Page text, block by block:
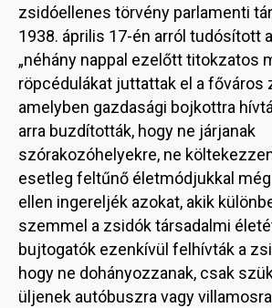
zsidóellenes törvény parlamenti
1938. április 17-én arról tudósított
„néhány nappal ezelőtt titokzatos
röpcédulákat juttattak el a főváros
amelyben gazdasági bojkottra
arra buzdították, hogy ne járjanak
szórakozóhelyekre, ne
esetleg feltűnő életmódjukkal
ellen ingereljék azokat, akik
szemmel a zsidók társadalmi
bujtogatók ezenkívül felhívták a
hogy ne dohányozzanak, csak
üljenek autóbuszra vagy